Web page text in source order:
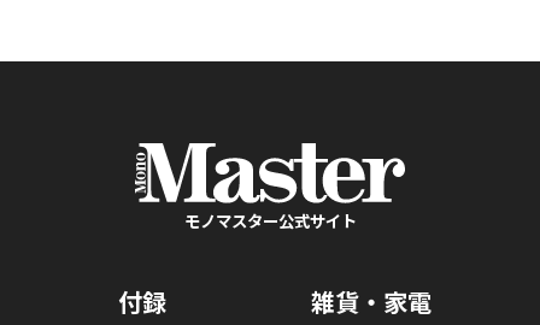
モノマスター公式サイト
付録
雑貨・家電